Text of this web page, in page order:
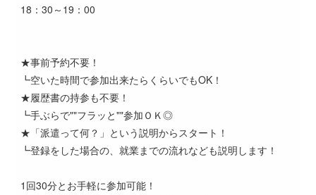
18：30～19：00
★事前予約不要！
┗空いた時間で参加出来たらくらいでもOK！
★履歴書の持参も不要！
┗手ぶらで""フラッと""参加ＯＫ◎
★「派遣って何？」という説明からスタート！
┗登録をした場合の、就業までの流れなども説明します！
1回30分とお手軽に参加可能！